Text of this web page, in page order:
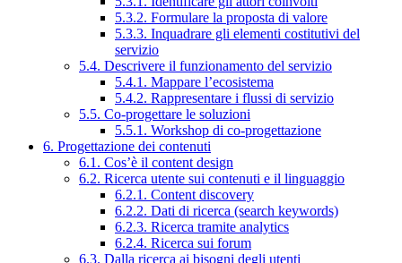
5.3.2. Formulare la proposta di valore
5.3.3. Inquadrare gli elementi costitutivi del
servizio
5.4. Descrivere il funzionamento del servizio
5.4.1. Mappare l’ecosistema
5.4.2. Rappresentare i flussi di servizio
5.5. Co-progettare le soluzioni
5.5.1. Workshop di co-progettazione
6. Progettazione dei contenuti
6.1. Cos’è il content design
6.2. Ricerca utente sui contenuti e il linguaggio
6.2.1. Content discovery
6.2.2. Dati di ricerca (search keywords)
6.2.3. Ricerca tramite analytics
6.2.4. Ricerca sui forum
6.3. Dalla ricerca ai bisogni degli utenti